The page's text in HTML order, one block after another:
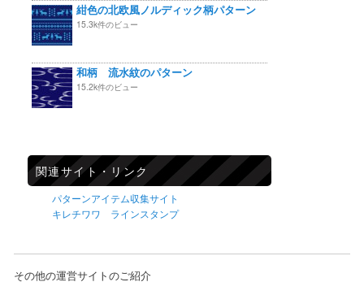
紺色の北欧風ノルディック柄パターン
15.3k件のビュー
和柄 流水紋のパターン
15.2k件のビュー
関連サイト・リンク
パターンアイテム収集サイト
キレチワワ ラインスタンプ
その他の運営サイトのご紹介